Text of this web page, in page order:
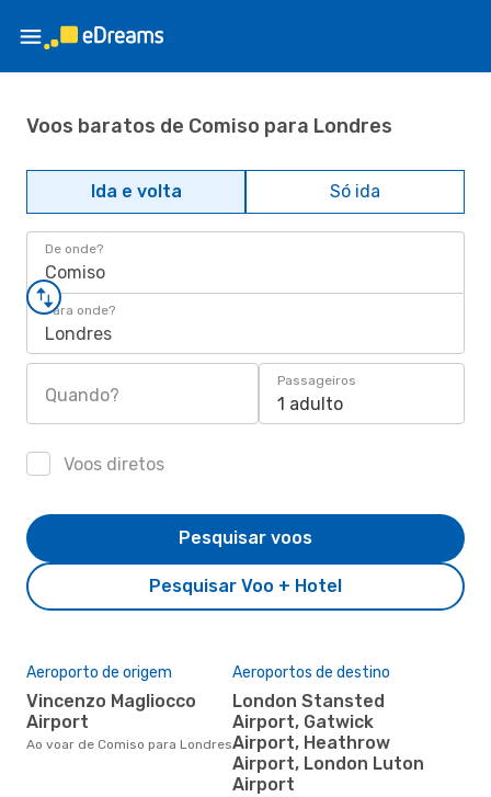
Voos baratos de Comiso para Londres
Ida e volta Só ida
De onde?
Comiso
Para onde?
Londres
Quando?
Passageiros
1 adulto
Voos diretos
Pesquisar Voo + Hotel
Pesquisar voos
Aeroporto de origem
Vincenzo Magliocco
Airport
Ao voar de Comiso para Londres
Aeroportos de destino
London Stansted
Airport, Gatwick
Airport, Heathrow
Airport, London Luton
Airport